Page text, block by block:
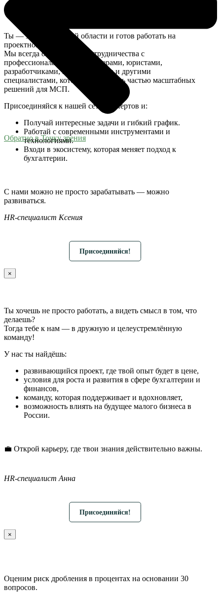
Обратно в Точку зрения
Ты — эксперт в своей области и готов работать на
проектной основе?
Мы всегда открыты для сотрудничества с
профессионалами — бухгалтерами, юристами,
разработчиками, маркетологами и другими
специалистами, которые хотят быть частью масштабных
решений для МСП.
Присоединяйся к нашей сети экспертов и:
Получай интересные задачи и гибкий график.
Работай с современными инструментами и
технологиями.
Входи в экосистему, которая меняет подход к
бухгалтерии.
С нами можно не просто зарабатывать — можно
развиваться.
HR-специалист Ксения
Присоединяйся!
×
Ты хочешь не просто работать, а видеть смысл в том, что
делаешь?
Тогда тебе к нам — в дружную и целеустремлённую
команду!
У нас ты найдёшь:
развивающийся проект, где твой опыт будет в цене,
условия для роста и развития в сфере бухгалтерии и
финансов,
команду, которая поддерживает и вдохновляет,
возможность влиять на будущее малого бизнеса в
России.
💼 Открой карьеру, где твои знания действительно важны.
HR-специалист Анна
Присоединяйся!
×
Оценим риск дробления в процентах на основании 30
вопросов.